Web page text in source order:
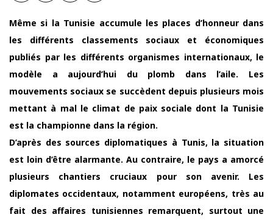
Même si la Tunisie accumule les places d’honneur dans
les différents classements sociaux et économiques
publiés par les différents organismes internationaux, le
modèle a aujourd’hui du plomb dans l’aile. Les
mouvements sociaux se succèdent depuis plusieurs mois
mettant à mal le climat de paix sociale dont la Tunisie
est la championne dans la région.
D’après des sources diplomatiques à Tunis, la situation
est loin d’être alarmante. Au contraire, le pays a amorcé
plusieurs chantiers cruciaux pour son avenir. Les
diplomates occidentaux, notamment européens, très au
fait des affaires tunisiennes remarquent, surtout une